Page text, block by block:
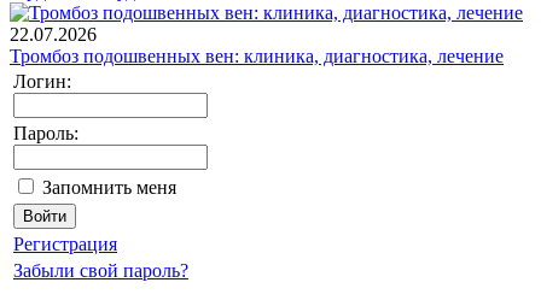
22.07.2026
Тромбоз подошвенных вен: клиника, диагностика, лечение
Логин:
Пароль:
Запомнить меня
Регистрация
Забыли свой пароль?